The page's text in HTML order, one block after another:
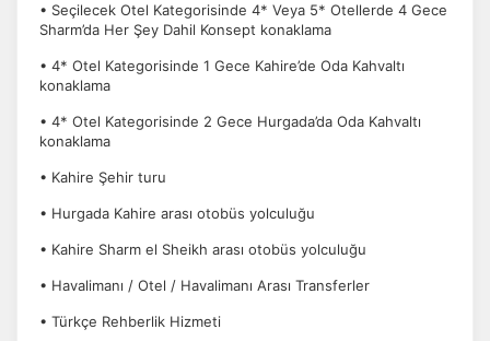
• Seçilecek Otel Kategorisinde 4* Veya 5* Otellerde 4 Gece
Sharm’da Her Şey Dahil Konsept konaklama
• 4* Otel Kategorisinde 1 Gece Kahire’de Oda Kahvaltı
konaklama
• 4* Otel Kategorisinde 2 Gece Hurgada’da Oda Kahvaltı
konaklama
• Kahire Şehir turu
• Hurgada Kahire arası otobüs yolculuğu
• Kahire Sharm el Sheikh arası otobüs yolculuğu
• Havalimanı / Otel / Havalimanı Arası Transferler
• Türkçe Rehberlik Hizmeti